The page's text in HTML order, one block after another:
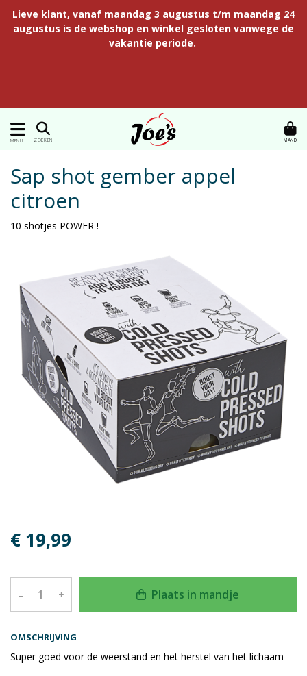
Lieve klant, vanaf maandag 3 augustus t/m maandag 24
augustus is de webshop en winkel gesloten vanwege de
vakantie periode.
MENU ZOEKEN MAND
OMSCHRIJVING
Super goed voor de weerstand en het herstel van het lichaam
Sap shot gember appel
citroen
10 shotjes POWER !
€ 19,99
– + Plaats in mandje